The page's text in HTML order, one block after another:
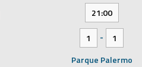
21:00
1 -
1
Parque Palermo